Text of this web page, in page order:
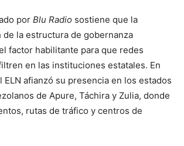
por Blu Radio sostiene que la
la estructura de gobernanza
factor habilitante para que redes
en las instituciones estatales. En
afianzó su presencia en los estados
de Apure, Táchira y Zulia, donde
rutas de tráfico y centros de